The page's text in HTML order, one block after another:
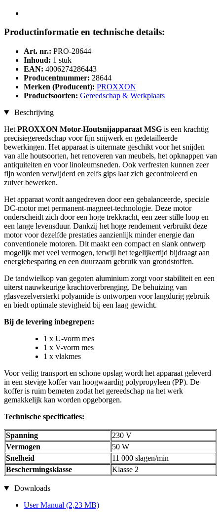
Productinformatie en technische details:
Art. nr.: PRO-28644
Inhoud: 1 stuk
EAN: 4006274286443
Producentnummer: 28644
Merken (Producent): PROXXON
Productsoorten: Gereedschap & Werkplaats
Beschrijving
Het PROXXON Motor-Houtsnijapparaat MSG is een krachtig
precisiegereedschap voor fijn snijwerk en gedetailleerde
bewerkingen. Het apparaat is uitermate geschikt voor het snijden
van alle houtsoorten, het renoveren van meubels, het opknappen van
antiquiteiten en voor linoleumsneden. Ook verfresten kunnen zeer
fijn worden verwijderd en zelfs gips laat zich gecontroleerd en
zuiver bewerken.
Het apparaat wordt aangedreven door een gebalanceerde, speciale
DC-motor met permanent-magneet-technologie. Deze motor
onderscheidt zich door een hoge trekkracht, een zeer stille loop en
een lange levensduur. Dankzij het hoge rendement verbruikt deze
motor voor dezelfde prestaties aanzienlijk minder energie dan
conventionele motoren. Dit maakt een compact en slank ontwerp
mogelijk met veel vermogen, terwijl het tegelijkertijd bijdraagt aan
energiebesparing en een duurzaam gebruik van grondstoffen.
De tandwielkop van gegoten aluminium zorgt voor stabiliteit en een
uiterst nauwkeurige krachtoverbrenging. De behuizing van
glasvezelversterkt polyamide is ontworpen voor langdurig gebruik
en biedt optimale stevigheid bij een laag gewicht.
Bij de levering inbegrepen:
1 x U-vorm mes
1 x V-vorm mes
1 x vlakmes
Voor veilig transport en schone opslag wordt het apparaat geleverd
in een stevige koffer van hoogwaardig polypropyleen (PP). De
koffer is ruim bemeten zodat het gereedschap na het werk
gemakkelijk kan worden opgeborgen.
Technische specificaties:
Spanning
230 V
Vermogen
50 W
Snelheid
11 000 slagen/min
Beschermingsklasse
Klasse 2
Downloads
User Manual (2,23 MB)